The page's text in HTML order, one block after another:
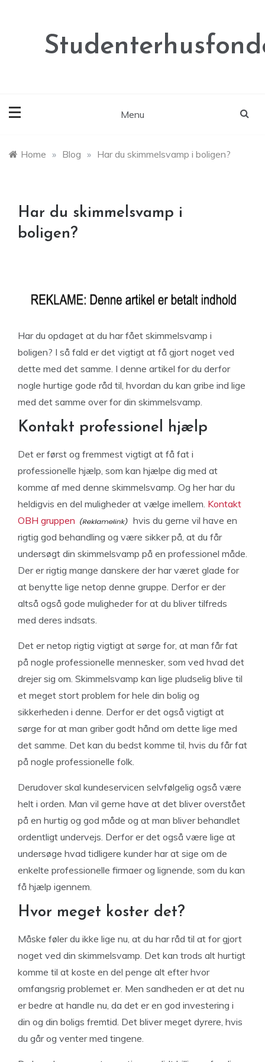
Menu
Home » Blog » Har du skimmelsvamp i boligen?
Har du skimmelsvamp i
boligen?
Har du opdaget at du har fået skimmelsvamp i
boligen? I så fald er det vigtigt at få gjort noget ved
dette med det samme. I denne artikel for du derfor
nogle hurtige gode råd til, hvordan du kan gribe ind lige
med det samme over for din skimmelsvamp.
Kontakt professionel hjælp
Det er først og fremmest vigtigt at få fat i
professionelle hjælp, som kan hjælpe dig med at
komme af med denne skimmelsvamp. Og her har du
heldigvis en del muligheder at vælge imellem. Kontakt
OBH gruppen
hvis du gerne vil have en
rigtig god behandling og være sikker på, at du får
undersøgt din skimmelsvamp på en professionel måde.
Der er rigtig mange danskere der har været glade for
at benytte lige netop denne gruppe. Derfor er der
altså også gode muligheder for at du bliver tilfreds
med deres indsats.
Det er netop rigtig vigtigt at sørge for, at man får fat
på nogle professionelle mennesker, som ved hvad det
drejer sig om. Skimmelsvamp kan lige pludselig blive til
et meget stort problem for hele din bolig og
sikkerheden i denne. Derfor er det også vigtigt at
sørge for at man griber godt hånd om dette lige med
det samme. Det kan du bedst komme til, hvis du får fat
på nogle professionelle folk.
Derudover skal kundeservicen selvfølgelig også være
helt i orden. Man vil gerne have at det bliver overstået
på en hurtig og god måde og at man bliver behandlet
ordentligt undervejs. Derfor er det også være lige at
undersøge hvad tidligere kunder har at sige om de
enkelte professionelle firmaer og lignende, som du kan
få hjælp igennem.
Hvor meget koster det?
Måske føler du ikke lige nu, at du har råd til at for gjort
noget ved din skimmelsvamp. Det kan trods alt hurtigt
komme til at koste en del penge alt efter hvor
omfangsrig problemet er. Men sandheden er at det nu
er bedre at handle nu, da det er en god investering i
din og din boligs fremtid. Det bliver meget dyrere, hvis
du går og venter med tingene.